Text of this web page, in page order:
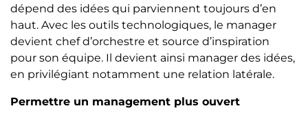
dépend des idées qui parviennent toujours d’en
haut. Avec les outils technologiques, le manager
devient chef d’orchestre et source d’inspiration
pour son équipe. Il devient ainsi manager des idées,
en privilégiant notamment une relation latérale.
Permettre un management plus ouvert